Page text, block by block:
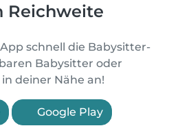
Reichweite
schnell die Babysitter-
Babysitter oder
deiner Nähe an!
Google Play